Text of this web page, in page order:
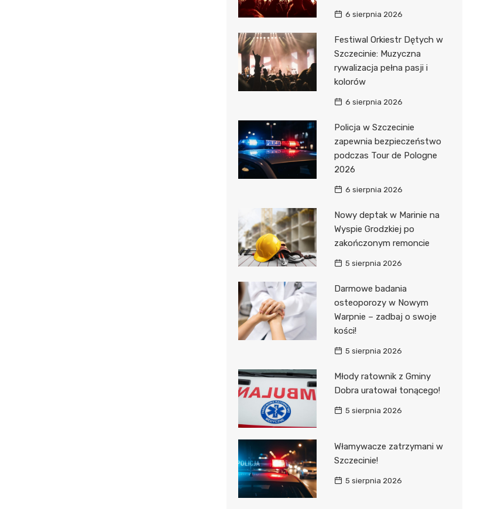
6 sierpnia 2026
Festiwal Orkiestr Dętych w
Szczecinie: Muzyczna
rywalizacja pełna pasji i
kolorów
6 sierpnia 2026
Policja w Szczecinie
zapewnia bezpieczeństwo
podczas Tour de Pologne
2026
6 sierpnia 2026
Nowy deptak w Marinie na
Wyspie Grodzkiej po
zakończonym remoncie
5 sierpnia 2026
Darmowe badania
osteoporozy w Nowym
Warpnie – zadbaj o swoje
kości!
5 sierpnia 2026
Młody ratownik z Gminy
Dobra uratował tonącego!
5 sierpnia 2026
Włamywacze zatrzymani w
Szczecinie!
5 sierpnia 2026